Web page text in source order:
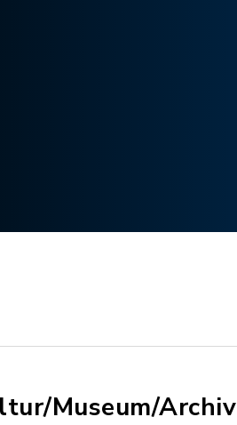
Museum/Archiv